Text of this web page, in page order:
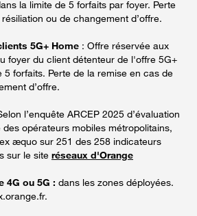
la limite de 5 forfaits par foyer. Perte
ou de changement d’offre.
5G+ Home : Offre réservée aux
foyer du client détenteur de l'offre 5G+
5 forfaits. Perte de la remise en cas de
d’offre.
l’enquête ARCEP 2025 d’évaluation
opérateurs mobiles métropolitains,
æquo sur 251 des 258 indicateurs
sur le site réseaux d'Orange
4G ou 5G : dans les zones déployées.